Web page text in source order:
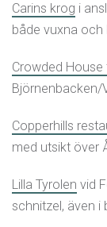
Carins krog i
både vuxna och
Crowded House
Björnenbacken/
Copperhills
med utsikt över
Lilla Tyrolen vid
schnitzel, även i